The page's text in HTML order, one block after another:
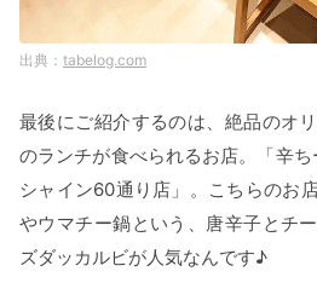
tabelog.com
最後にご紹介するのは、絶品のオ
のランチが食べられるお店。「辛
シャイン60通り店」。こちらのお
やウマチー鍋という、唐辛子とチ
ズダッカルビが人気なんです♪